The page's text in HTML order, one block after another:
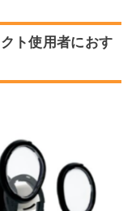
ト使用者におす